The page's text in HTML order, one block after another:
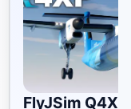
FlyJSim